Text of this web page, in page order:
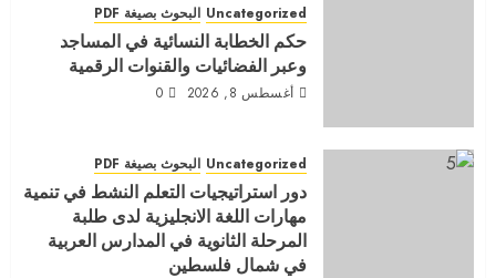
Uncategorized البحوث بصيغة PDF
حكم الخطابة النسائية في المساجد
وعبر الفضائيات والقنوات الرقمية
أغسطس 8, 2026 0
Uncategorized البحوث بصيغة PDF
دور استراتيجيات التعلم النشط في تنمية
مهارات اللغة الانجليزية لدى طلبة
المرحلة الثانوية في المدارس العربية
في شمال فلسطين